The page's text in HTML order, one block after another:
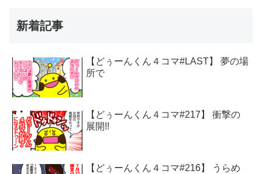
新着記事
【どぅーんくん４コマ#LAST】 夢の場
所で
【どぅーんくん４コマ#217】 衝撃の
展開!!
【どぅーんくん４コマ#216】 うらめ